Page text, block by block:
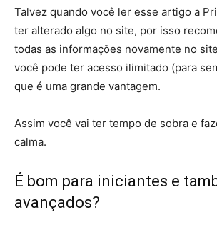
Talvez quando você ler esse artigo a
ter alterado algo no site, por isso
todas as informações novamente no
você pode ter acesso ilimitado (para
que é uma grande vantagem.
Assim você vai ter tempo de sobra e
calma.
É bom para iniciantes e
avançados?